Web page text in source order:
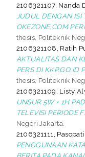
2106321107, Nanda
JUDUL DENGAN ISI
OKEZONE.COM
thesis, Politeknik
2106321108, Ratih
AKTUALITAS DAN
PERS DI KKP.GO.ID
thesis, Politeknik
2106321109, Listy
UNSUR 5W + 1H
TELEVISI PERIODE
Negeri Jakarta.
2106321111,
PENGGUNAAN
BERITA PADA